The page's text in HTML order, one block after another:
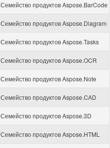
Семейство продуктов Aspose.BarCode
Семейство продуктов Aspose.Diagram
Семейство продуктов Aspose.Tasks
Семейство продуктов Aspose.OCR
Семейство продуктов Aspose.Note
Семейство продуктов Aspose.CAD
Семейство продуктов Aspose.3D
Семейство продуктов Aspose.HTML